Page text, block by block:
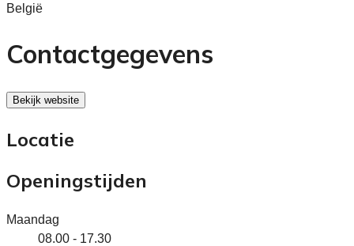
België
Contactgegevens
Bekijk website
Locatie
Openingstijden
Maandag
08.00 - 17.30